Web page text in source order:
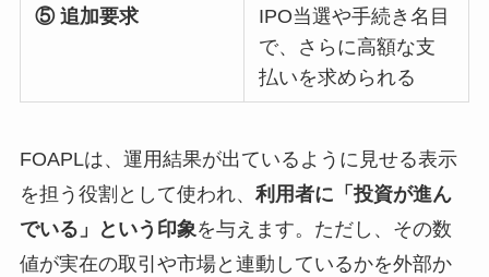
⑤ 追加要求
IPO当選や手続き名目
で、さらに高額な支
払いを求められる
FOAPLは、運用結果が出ているように見せる表示
を担う役割として使われ、 利用者に「投資が進ん
でいる」という印象を与えます。ただし、その数
値が実在の取引や市場と連動しているかを外部か